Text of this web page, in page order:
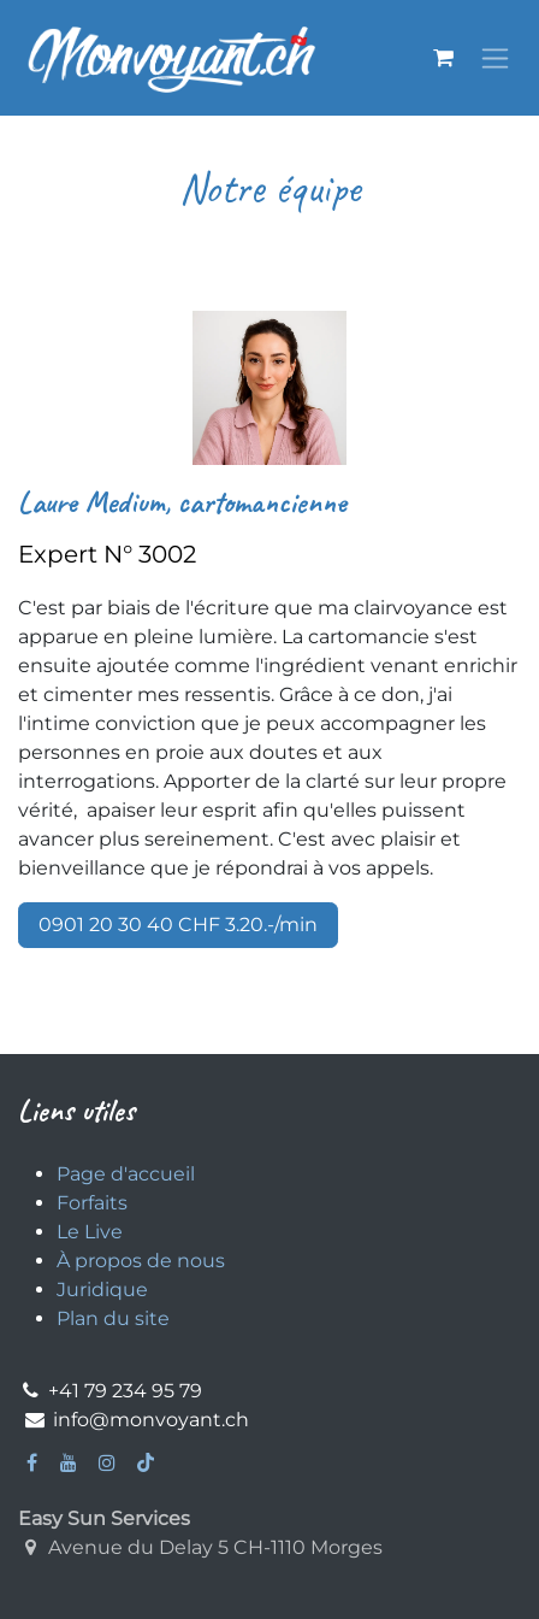
Notre équipe
Laure Medium, cartomancienne
Expert N° 3002
C'est par biais de l'écriture que ma clairvoyance est
apparue en pleine lumière. La cartomancie s'est
ensuite ajoutée comme l'ingrédient venant enrichir
et cimenter mes ressentis. Grâce à ce don, j'ai
l'intime conviction que je peux accompagner les
personnes en proie aux doutes et aux
interrogations. Apporter de la clarté sur leur propre
vérité, apaiser leur esprit afin qu'elles puissent
avancer plus sereinement. C'est avec plaisir et
bienveillance que je répondrai à vos appels.
0901 20 30 40 CHF 3.20.-/min
Liens utiles
Page d'accueil
Forfaits
Le Live
À propos de nous
Juridique
Plan du site
+41 79 234 95 79
info@monvoyant.ch
Easy Sun Services
Avenue du Delay 5 CH-1110 Morges